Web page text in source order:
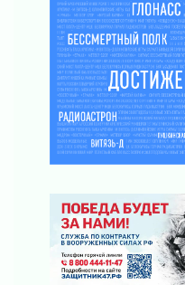
Жителям
действовать при
02 августа 2026
В Ивангороде
граждан
02 августа 2026
Готовность №1
02 августа 2026
отправили на
02 августа 2026
Ленобласть
операторов БПЛА
02 августа 2026